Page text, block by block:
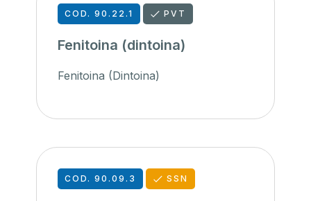
COD. 90.22.1 PVT
Fenitoina (dintoina)
Fenitoina (Dintoina)
COD. 90.09.3 SSN